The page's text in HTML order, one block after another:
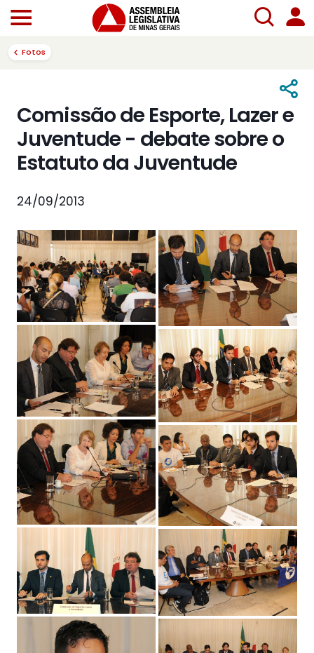
Fotos
Comissão de Esporte, Lazer e
Juventude - debate sobre o
Estatuto da Juventude
24/09/2013